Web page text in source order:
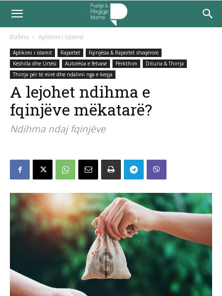
Ballina Aplikimi i islamit
Aplikimi i islamit Raportet
Fqinjësia & Raportet shoqërore
Këshilla dhe Urtësi
Autorësia e fetvasë Përkthim
Dituria & Thirrja
Thirrja për të mirë dhe ndalimi nga e keqja
A lejohet ndihma e
fqinjëve mëkatarë?
Ndihma ndaj fqinjëve